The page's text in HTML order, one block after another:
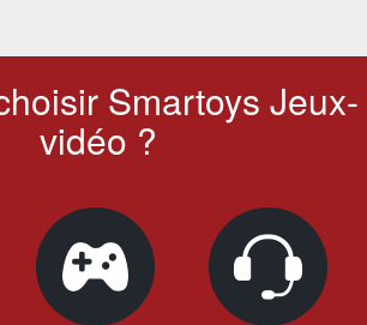
Smartoys Jeux-
vidéo ?